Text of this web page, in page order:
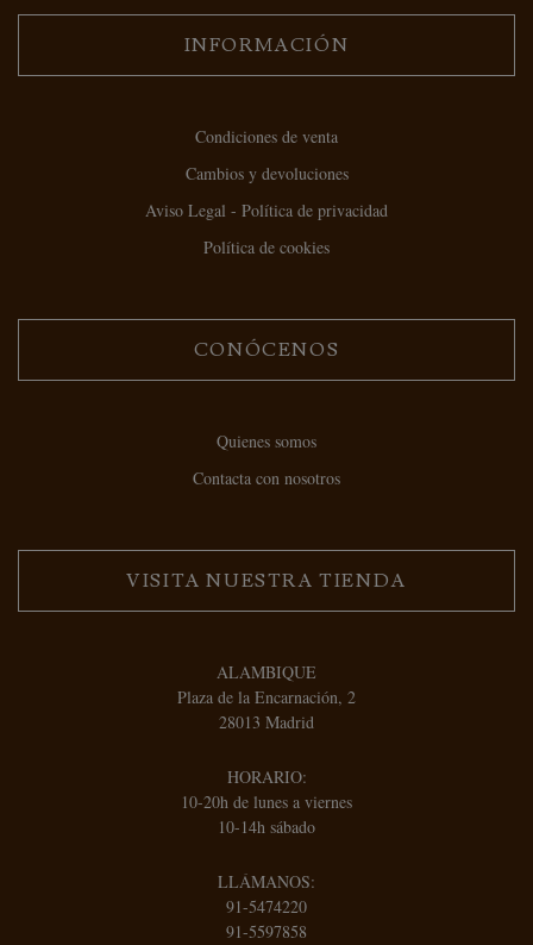
INFORMACIÓN
Condiciones de venta
Cambios y devoluciones
Aviso Legal - Política de privacidad
Política de cookies
CONÓCENOS
Quienes somos
Contacta con nosotros
VISITA NUESTRA TIENDA
ALAMBIQUE
Plaza de la Encarnación, 2
28013 Madrid
HORARIO:
10-20h de lunes a viernes
10-14h sábado
LLÁMANOS:
91-5474220
91-5597858